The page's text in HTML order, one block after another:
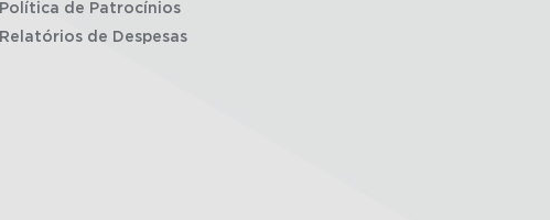
Política de Patrocínios
Relatórios de Despesas